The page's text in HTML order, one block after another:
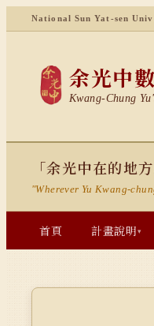
National Sun Yat-sen
余光中
Kwang-Chung
「余光中在的地
"Wherever Yu Kwang-
首頁 計畫說明▾